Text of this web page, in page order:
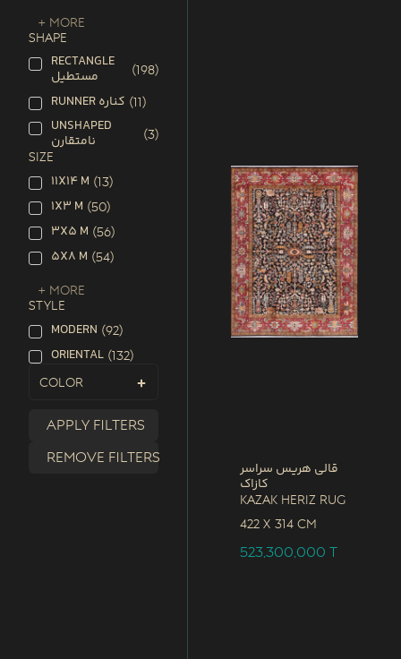
+ More
SHAPE
RECTANGLE
مستطیل (198)
RUNNER کناره (11)
UNSHAPED
نامتقارن (3)
SIZE
11X14 M (13)
1X3 M (50)
3X5 M (56)
5X8 M (54)
+ More
STYLE
MODERN (92)
ORIENTAL (132)
Color
Apply filters
Remove filters
قالی هریس سراسر
کازاک
Kazak Heriz Rug
422 x 314 CM
523,300,000T